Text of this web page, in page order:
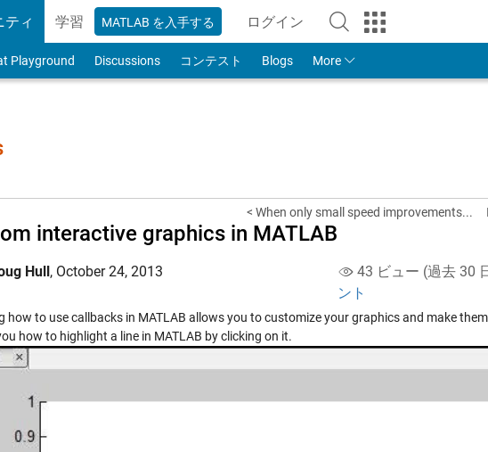
ティ 学習 MATLAB を入手する ログイン
to Your MathWorks Account
Playground Discussions コンテスト Blogs More
< When only small speed improvements...
interactive graphics in MATLAB
Hull, October 24, 2013 43 ビュー (過去 30
ント
how to use callbacks in MATLAB allows you to customize your graphics and make
how to highlight a line in MATLAB by clicking on it.